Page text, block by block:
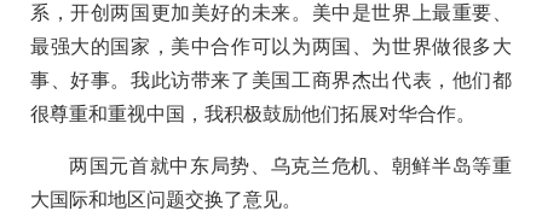
系，开创两国更加美好的未来。美中是世界上最重要、
最强大的国家，美中合作可以为两国、为世界做很多大
事、好事。我此访带来了美国工商界杰出代表，他们都
很尊重和重视中国，我积极鼓励他们拓展对华合作。
两国元首就中东局势、乌克兰危机、朝鲜半岛等重
大国际和地区问题交换了意见。